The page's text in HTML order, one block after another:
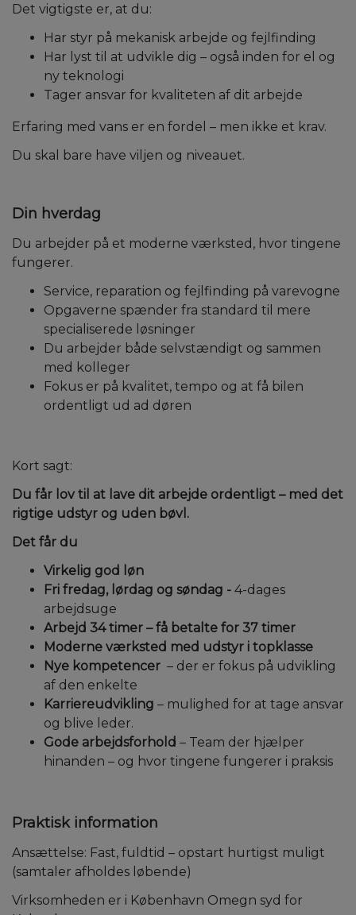
Det vigtigste er, at du:
Har styr på mekanisk arbejde og fejlfinding
Har lyst til at udvikle dig – også inden for el og
ny teknologi
Tager ansvar for kvaliteten af dit arbejde
Erfaring med vans er en fordel – men ikke et krav.
Du skal bare have viljen og niveauet.
Din hverdag
Du arbejder på et moderne værksted, hvor tingene
fungerer.
Service, reparation og fejlfinding på varevogne
Opgaverne spænder fra standard til mere
specialiserede løsninger
Du arbejder både selvstændigt og sammen
med kolleger
Fokus er på kvalitet, tempo og at få bilen
ordentligt ud ad døren
Kort sagt:
Du får lov til at lave dit arbejde ordentligt – med det
rigtige udstyr og uden bøvl.
Det får du
Virkelig god løn
Fri fredag, lørdag og søndag - 4-dages
arbejdsuge
Arbejd 34 timer – få betalte for 37 timer
Moderne værksted med udstyr i topklasse
Nye kompetencer – der er fokus på udvikling
af den enkelte
Karriereudvikling – mulighed for at tage ansvar
og blive leder.
Gode arbejdsforhold – Team der hjælper
hinanden – og hvor tingene fungerer i praksis
Praktisk information
Ansættelse: Fast, fuldtid – opstart hurtigst muligt
(samtaler afholdes løbende)
Virksomheden er i København Omegn syd for